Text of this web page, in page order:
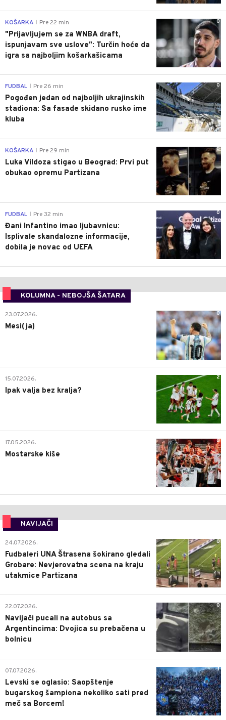
0
KOŠARKA Pre 22 min
"Prijavljujem se za WNBA draft,
ispunjavam sve uslove": Turčin hoće da
igra sa najboljim košarkašicama
0
FUDBAL Pre 26 min
Pogođen jedan od najboljih ukrajinskih
stadiona: Sa fasade skidano rusko ime
kluba
0
KOŠARKA Pre 29 min
Luka Vildoza stigao u Beograd: Prvi put
obukao opremu Partizana
0
FUDBAL Pre 32 min
Đani Infantino imao ljubavnicu:
Isplivale skandalozne informacije,
dobila je novac od UEFA
KOLUMNA - NEBOJŠA ŠATARA
0
23.07.2026.
Mesi(ja)
2
15.07.2026.
Ipak valja bez kralja?
0
17.05.2026.
Mostarske kiše
NAVIJAČI
0
24.07.2026.
Fudbaleri UNA Štrasena šokirano gledali
Grobare: Nevjerovatna scena na kraju
utakmice Partizana
0
22.07.2026.
Navijači pucali na autobus sa
Argentincima: Dvojica su prebačena u
bolnicu
1
07.07.2026.
Levski se oglasio: Saopštenje
bugarskog šampiona nekoliko sati pred
meč sa Borcem!